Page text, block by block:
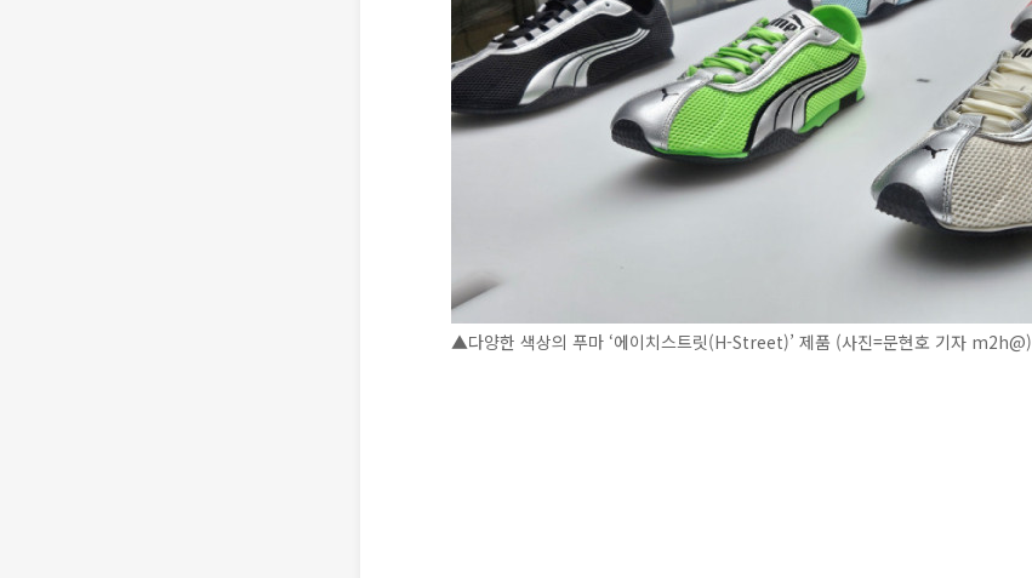
▲다양한 색상의 푸마 ‘에이치스트릿(H-Street)’ 제품 (사진=문현호 기자 m2h@)